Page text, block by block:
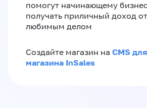
помогут начинающему
получать приличный доход
любимым делом
Создайте магазин на CMS
магазина InSales